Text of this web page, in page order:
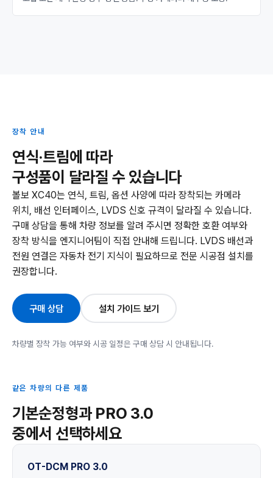
장착 안내
연식·트림에 따라
구성품이 달라질 수 있습니다
볼보 XC40는 연식, 트림, 옵션 사양에 따라 장착되는 카메라
위치, 배선 인터페이스, LVDS 신호 규격이 달라질 수 있습니다.
구매 상담을 통해 차량 정보를 알려 주시면 정확한 호환 여부와
장착 방식을 엔지니어팀이 직접 안내해 드립니다. LVDS 배선과
전원 연결은 자동차 전기 지식이 필요하므로 전문 시공점 설치를
권장합니다.
구매 상담 설치 가이드 보기
차량별 장착 가능 여부와 시공 일정은 구매 상담 시 안내됩니다.
같은 차량의 다른 제품
기본순정형과 PRO 3.0
중에서 선택하세요
OT-DCM PRO 3.0